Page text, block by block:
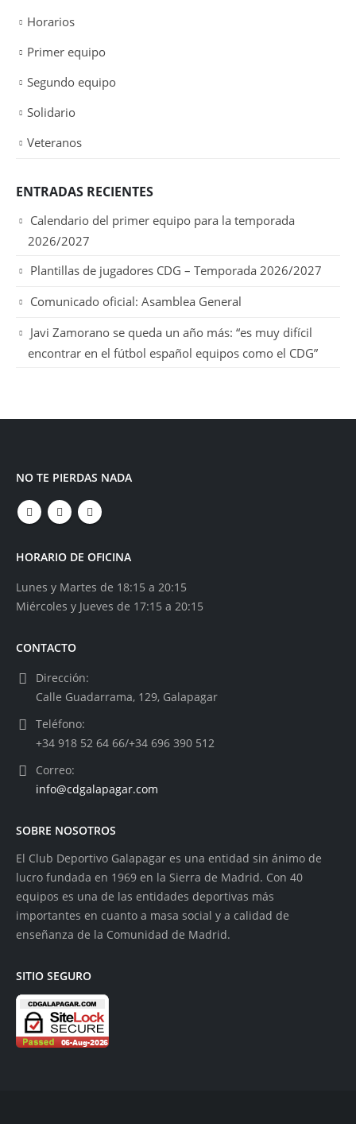
Horarios
Primer equipo
Segundo equipo
Solidario
Veteranos
ENTRADAS RECIENTES
Calendario del primer equipo para la temporada
2026/2027
Plantillas de jugadores CDG – Temporada 2026/2027
Comunicado oficial: Asamblea General
Javi Zamorano se queda un año más: “es muy difícil
encontrar en el fútbol español equipos como el CDG”
NO TE PIERDAS NADA
HORARIO DE OFICINA
Lunes y Martes de 18:15 a 20:15
Miércoles y Jueves de 17:15 a 20:15
CONTACTO
Dirección:
Calle Guadarrama, 129, Galapagar
Teléfono:
+34 918 52 64 66/+34 696 390 512
Correo:
info@cdgalapagar.com
SOBRE NOSOTROS
El Club Deportivo Galapagar es una entidad sin ánimo de
lucro fundada en 1969 en la Sierra de Madrid. Con 40
equipos es una de las entidades deportivas más
importantes en cuanto a masa social y a calidad de
enseñanza de la Comunidad de Madrid.
SITIO SEGURO